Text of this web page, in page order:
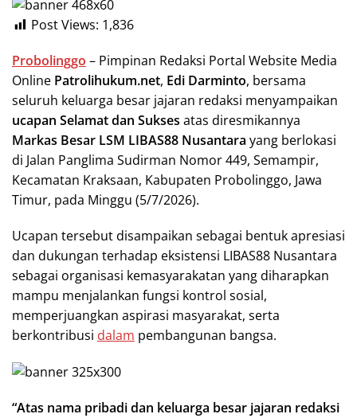
Post Views: 1,836
Probolinggo – Pimpinan Redaksi Portal Website Media
Online Patrolihukum.net, Edi Darminto, bersama
seluruh keluarga besar jajaran redaksi menyampaikan
ucapan Selamat dan Sukses atas diresmikannya
Markas Besar LSM LIBAS88 Nusantara yang berlokasi
di Jalan Panglima Sudirman Nomor 449, Semampir,
Kecamatan Kraksaan, Kabupaten Probolinggo, Jawa
Timur, pada Minggu (5/7/2026).
Ucapan tersebut disampaikan sebagai bentuk apresiasi
dan dukungan terhadap eksistensi LIBAS88 Nusantara
sebagai organisasi kemasyarakatan yang diharapkan
mampu menjalankan fungsi kontrol sosial,
memperjuangkan aspirasi masyarakat, serta
berkontribusi dalam pembangunan bangsa.
“Atas nama pribadi dan keluarga besar jajaran redaksi